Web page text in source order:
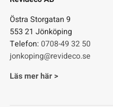
Östra Storgatan 9
553 21 Jönköping
Telefon: 0708-49 32 50
jonkoping@revideco.se
Läs mer här >